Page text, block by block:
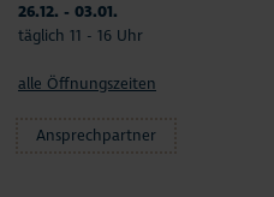
26.12. - 03.01.
täglich 11 - 16 Uhr
alle Öffnungszeiten
Ansprechpartner